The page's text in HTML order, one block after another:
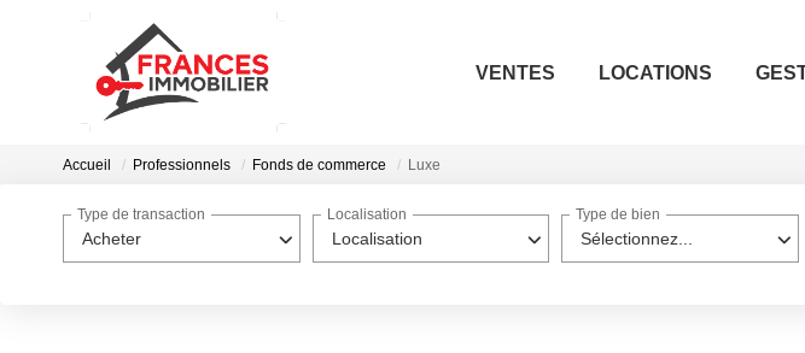
VENTES LOCATIONS
Accueil Professionnels Fonds de commerce Luxe
Acheter
Type de transaction
Localisation
Localisation
Sélectionnez...
Type de bien